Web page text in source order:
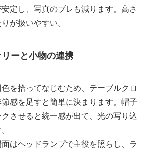
定し、写真のブレも減ります。高さ
が扱いやすい。
ーと小物の連携
を拾ってなじむため、テーブルクロ
感を足すと簡単に決まります。帽子
させると統一感が出て、光の写り込
はヘッドランプで主役を照らし、ラ